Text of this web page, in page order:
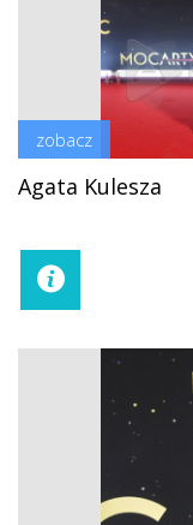
zobacz
Agata Kulesza